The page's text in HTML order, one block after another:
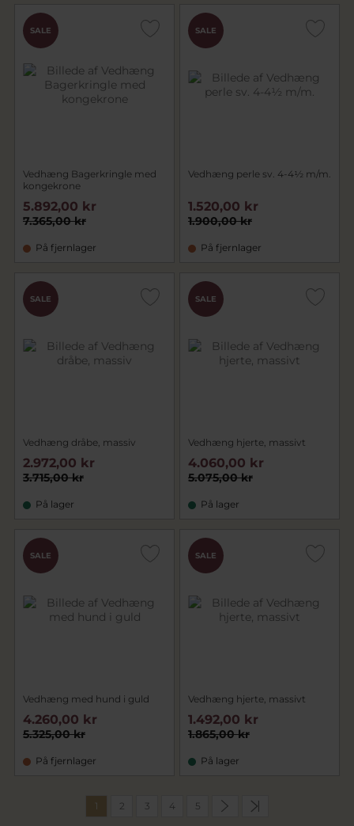
SALE
Vedhæng Bagerkringle med
kongekrone
7.365,00 kr
5.892,00 kr
På fjernlager
SALE
Vedhæng perle sv. 4-4½ m/m.
1.900,00 kr
1.520,00 kr
På fjernlager
SALE
Vedhæng dråbe, massiv
3.715,00 kr
2.972,00 kr
På lager
SALE
Vedhæng hjerte, massivt
5.075,00 kr
4.060,00 kr
På lager
SALE
Vedhæng med hund i guld
5.325,00 kr
4.260,00 kr
På fjernlager
SALE
Vedhæng hjerte, massivt
1.865,00 kr
1.492,00 kr
På lager
1 2 3 4 5